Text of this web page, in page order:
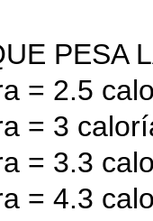
PESA
= 2.5
= 3
= 3.3
= 4.3